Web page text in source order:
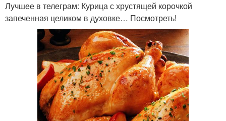
Лучшее в телеграм: Курица с хрустящей корочкой
запеченная целиком в духовке… Посмотреть!